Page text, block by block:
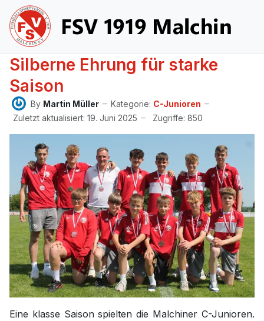
Silberne Ehrung für starke
Saison
By Martin Müller Kategorie: C-Junioren
Zuletzt aktualisiert: 19. Juni 2025
Zugriffe: 850
Eine klasse Saison spielten die Malchiner C-Junioren.